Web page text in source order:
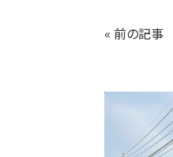
« 前の記事